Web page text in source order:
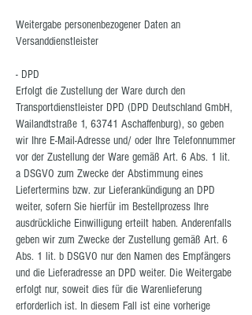
Weitergabe personenbezogener Daten an
Versanddienstleister
- DPD
Erfolgt die Zustellung der Ware durch den
Transportdienstleister DPD (DPD Deutschland GmbH,
Wailandtstraße 1, 63741 Aschaffenburg), so geben
wir Ihre E-Mail-Adresse und/ oder Ihre Telefonnummer
vor der Zustellung der Ware gemäß Art. 6 Abs. 1 lit.
a DSGVO zum Zwecke der Abstimmung eines
Liefertermins bzw. zur Lieferankündigung an DPD
weiter, sofern Sie hierfür im Bestellprozess Ihre
ausdrückliche Einwilligung erteilt haben. Anderenfalls
geben wir zum Zwecke der Zustellung gemäß Art. 6
Abs. 1 lit. b DSGVO nur den Namen des Empfängers
und die Lieferadresse an DPD weiter. Die Weitergabe
erfolgt nur, soweit dies für die Warenlieferung
erforderlich ist. In diesem Fall ist eine vorherige